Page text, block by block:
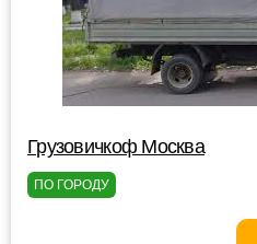
Грузовичкоф Москва
ПО ГОРОДУ